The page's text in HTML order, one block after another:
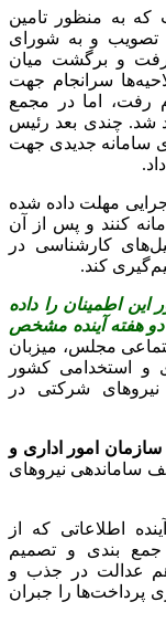
که به منظور تامین
تصویب و به شورای
رفت و برگشت میان
سرانجام جهت
رفت، اما در مجمع
رد شد. چندی بعد رئیس
سامانه‌ جدیدی جهت
مهلت داده شده
کنند و پس از آن
کارشناسی در
کند.
اطمینان را داده
هفته آینده مشخص
مجلس، میزبان
و استخدامی کشور
شرکتی در
سازمان امور اداری و
ساماندهی نیروهای
اطلاعاتی که از
جمع بندی و تصمیم
هم عدالت در جذب و
پرداخت‌ها را جبران